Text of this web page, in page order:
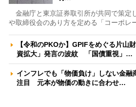
金融庁と東京証券取引所が共同で策定
や取締役会のあり方を定める「コーポレ
【令和のPKOか】GPIFをめぐる片山
資拡大」発言の波紋 「国債重視」…
インフレでも「物価負け」しない金融
注目 元本が物価の動きに合わせ…